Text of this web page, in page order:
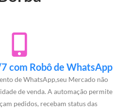
com Robô de WhatsApp
de WhatsApp,seu Mercado não
de venda. A automação permite
pedidos, recebam status das